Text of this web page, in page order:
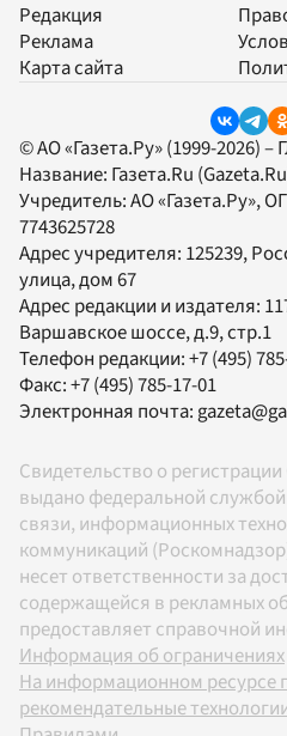
Редакция
Реклама
Карта сайта
© АО «Газета.Ру» (1999-2026)
Название: Газета.Ru
Учредитель:АО «Газета.Ру»,
7743625728
Адрес учредителя: 125239,
улица, дом 67
Адрес редакции и издателя:
Варшавское шоссе, д.9, стр.1
Телефон редакции:+7 (495)
Факс:+7 (495) 785-17-01
Электронная почта:
Свидетельство о
выдано федеральной
связи, информационных
коммуникаций
несет ответственности за
содержащейся в рекламных
предоставляет справочной
Информация об ограничениях
На информационном ресурсе
рекомендательные